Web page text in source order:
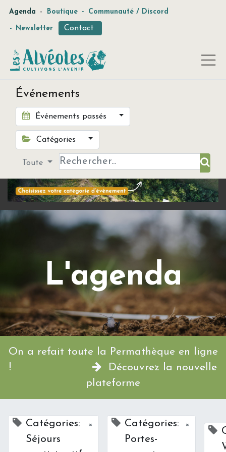
Agenda - Boutique - Communauté / Discord
- Newsletter Contact
Événements
Événements passés
Catégories
Toute
L'agenda
On a refait toute la Permathèque en ligne
!
Découvrez la nouvelle
plateforme
Catégories:
Séjours
×
Catégories:
Portes-
×